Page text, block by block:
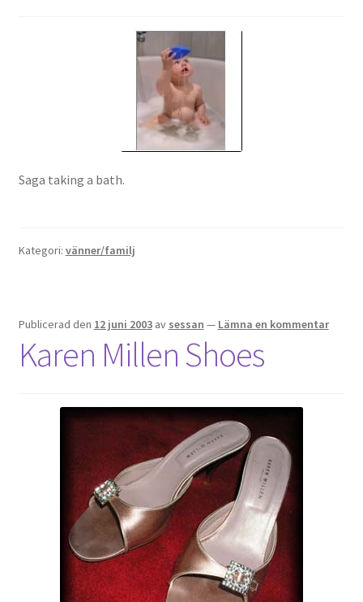
Saga taking a bath.
Kategori: vänner/familj
Publicerad den 12 juni 2003 av sessan — Lämna en kommentar
Karen Millen Shoes